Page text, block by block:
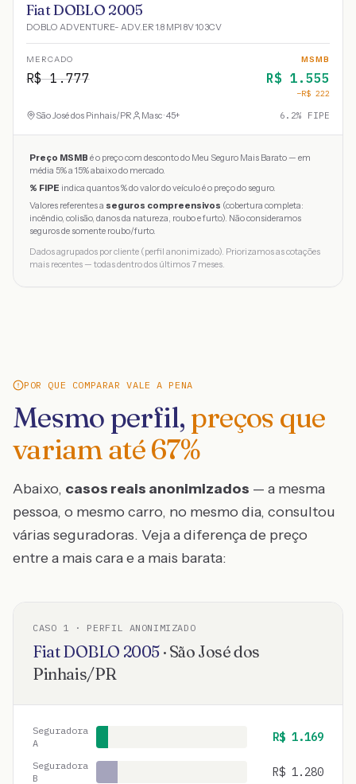
Fiat DOBLO 2005
DOBLO ADVENTURE- ADV.ER 1.8 MPI 8V 103CV
MERCADO
R$1.777
MSMB
R$ 1.555
−R$ 222
São José dos Pinhais/PR Masc · 45+ 6.2% FIPE
Preço MSMB é o preço com desconto do Meu Seguro Mais Barato — em
média 5% a 15% abaixo do mercado.
% FIPE indica quantos % do valor do veículo é o preço do seguro.
Valores referentes a seguros compreensivos (cobertura completa:
incêndio, colisão, danos da natureza, roubo e furto). Não consideramos
seguros de somente roubo/furto.
Dados agrupados por cliente (perfil anonimizado). Priorizamos as cotações
mais recentes — todas dentro dos últimos 7 meses.
POR QUE COMPARAR VALE A PENA
Mesmo perfil, preços que
variam até67%
Abaixo, casos reais anonimizados — a mesma
pessoa, o mesmo carro, no mesmo dia, consultou
várias seguradoras. Veja a diferença de preço
entre a mais cara e a mais barata:
CASO 1 · PERFIL ANONIMIZADO
FiatDOBLO 2005 · São José dos
Pinhais/PR
Seguradora
A
R$ 1.169
Seguradora
B
R$ 1.280